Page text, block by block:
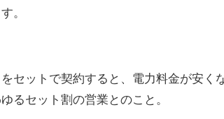
。
をセットで契約すると、電力料金が安く
るセット割の営業とのこと。